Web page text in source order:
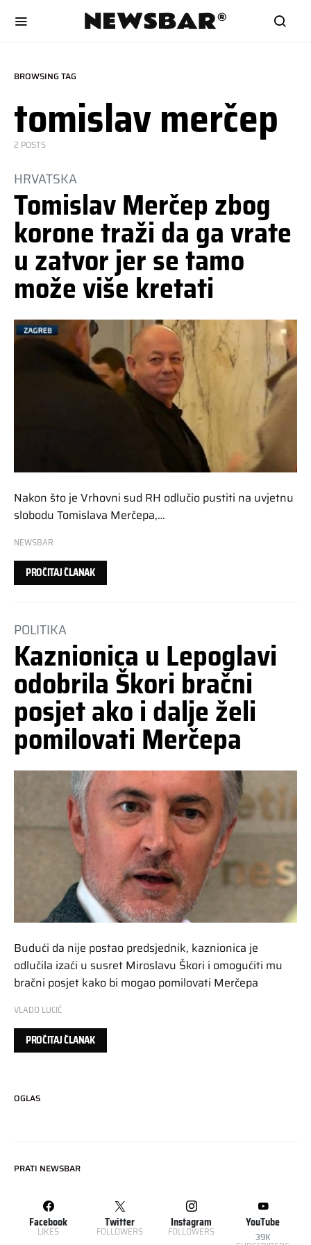
BROWSING TAG
tomislav merčep
2 POSTS
HRVATSKA
Tomislav Merčep zbog
korone traži da ga vrate
u zatvor jer se tamo
može više kretati
Nakon što je Vrhovni sud RH odlučio pustiti na uvjetnu
slobodu Tomislava Merčepa,…
NEWSBAR
PROČITAJ ČLANAK
POLITIKA
Kaznionica u Lepoglavi
odobrila Škori bračni
posjet ako i dalje želi
pomilovati Merčepa
Budući da nije postao predsjednik, kaznionica je
odlučila izaći u susret Miroslavu Škori i omogućiti mu
bračni posjet kako bi mogao pomilovati Merčepa
VLADO LUCIĆ
PROČITAJ ČLANAK
OGLAS
PRATI NEWSBAR
Facebook
LIKES
Twitter
FOLLOWERS
Instagram
FOLLOWERS
YouTube
39K